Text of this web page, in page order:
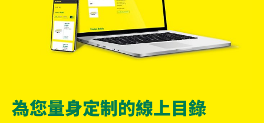
為您量身定制的線上目錄